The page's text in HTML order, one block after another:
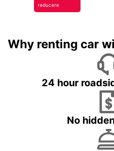
reducere
Why renting car
24 hour
No